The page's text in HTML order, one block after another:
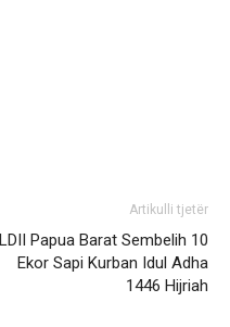
Artikulli tjetër
LDII Papua Barat Sembelih 10
Ekor Sapi Kurban Idul Adha
1446 Hijriah